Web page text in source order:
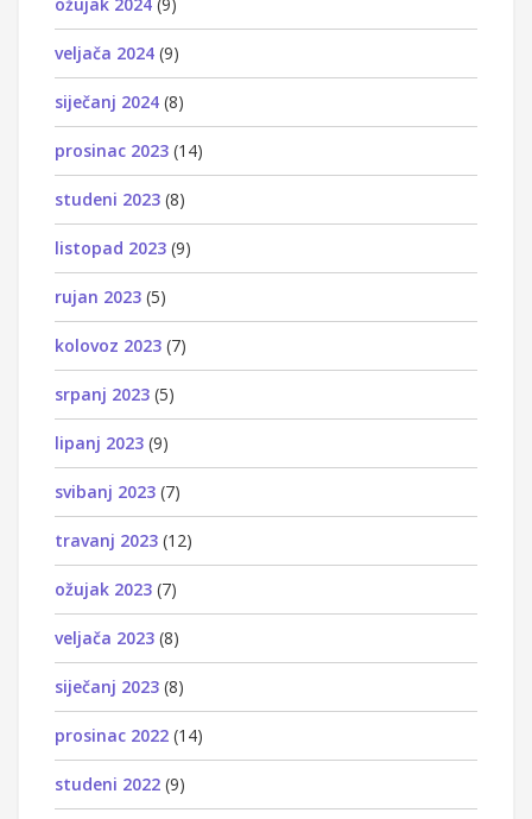
veljača 2024 (9)
siječanj 2024 (8)
prosinac 2023 (14)
studeni 2023 (8)
listopad 2023 (9)
rujan 2023 (5)
kolovoz 2023 (7)
srpanj 2023 (5)
lipanj 2023 (9)
svibanj 2023 (7)
travanj 2023 (12)
ožujak 2023 (7)
veljača 2023 (8)
siječanj 2023 (8)
prosinac 2022 (14)
studeni 2022 (9)